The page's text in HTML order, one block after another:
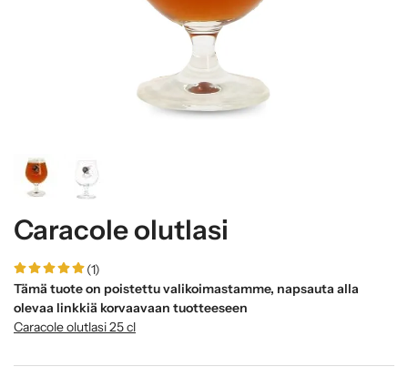
Caracole olutlasi
(1)
Tämä tuote on poistettu valikoimastamme, napsauta alla
olevaa linkkiä korvaavaan tuotteeseen
Caracole olutlasi 25 cl